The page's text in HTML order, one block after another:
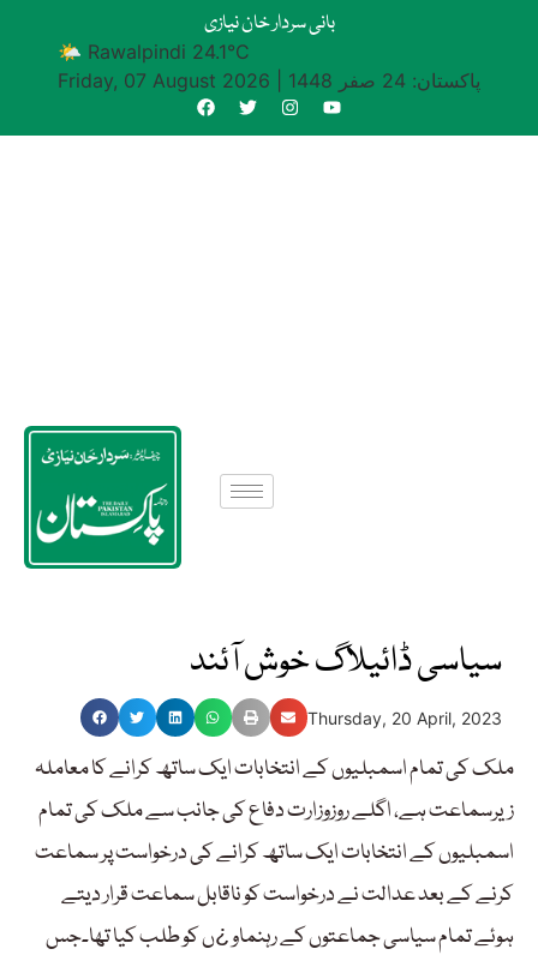
بانی سردار خان نیازی
🌤 Rawalpindi 24.1°C
Friday, 07 August 2026
پاکستان: 24 صفر 1448
سیاسی ڈائیلاگ خوش آئند
Thursday, 20 April, 2023
ملک کی تمام اسمبلیوں کے انتخابات ایک ساتھ کرانے کا معاملہ
زیرسماعت ہے، اگلے روزوزارت دفاع کی جانب سے ملک کی تمام
اسمبلیوں کے انتخابات ایک ساتھ کرانے کی درخواست پر سماعت
کرنے کے بعد عدالت نے درخواست کو ناقابل سماعت قرار دیتے
ہوئے تمام سیاسی جماعتوں کے رہنماو ¿ں کو طلب کیا تھا۔جس